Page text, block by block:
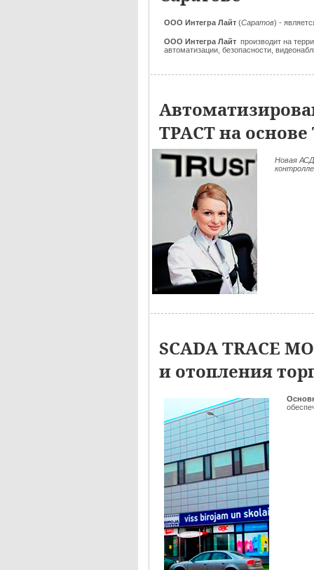
ООО Интегра Лайт (Саратов) -
ООО Интегра Лайт производит на
автоматизации, безопасности,
ТРАСТ на основе
Новая
SCADA TRACE
и отопления